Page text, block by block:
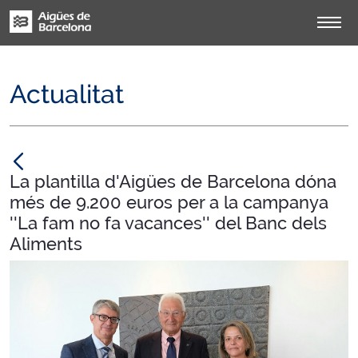
Actualitat
La plantilla d'Aigües de Barcelona dóna
més de 9.200 euros per a la campanya
''La fam no fa vacances'' del Banc dels
Aliments